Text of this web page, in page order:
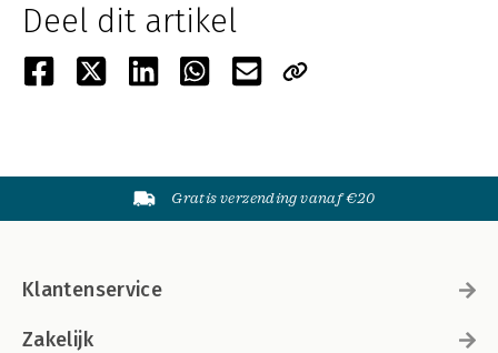
Deel dit artikel
Gratis verzending vanaf €20
Klantenservice
Zakelijk